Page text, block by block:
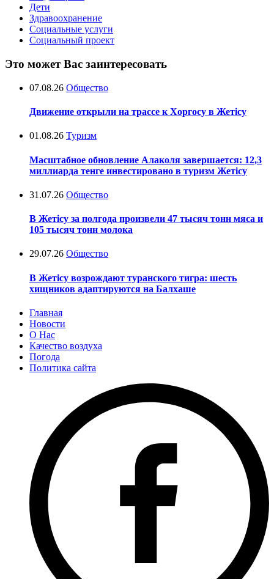
Дети
Здравоохранение
Социальные услуги
Социальный проект
Это может Вас заинтересовать
07.08.26 Общество
Движение открыли на трассе к Хоргосу в Жетісу
01.08.26 Туризм
Масштабное обновление Алаколя завершается: 12,3
миллиарда тенге инвестировано в туризм Жетісу
31.07.26 Общество
В Жетісу за полгода произвели 47 тысяч тонн мяса и
105 тысяч тонн молока
29.07.26 Общество
В Жетісу возрождают туранского тигра: шесть
хищников адаптируются на Балхаше
Главная
Новости
О Нас
Качество воздуха
Погода
Политика сайта